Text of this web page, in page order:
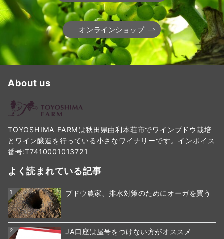
オンラインショップ
About us
TOYOSHIMA FARMは秋田県由利本荘市でワインブドウ栽培
とワイン醸造を行っている小さなワイナリーです。インボイス
番号:T7410001013721
よく読まれている記事
1 ブドウ農家、排水対策のためにオーガを買う
2 JA口座は屋号をつけない方がオススメ